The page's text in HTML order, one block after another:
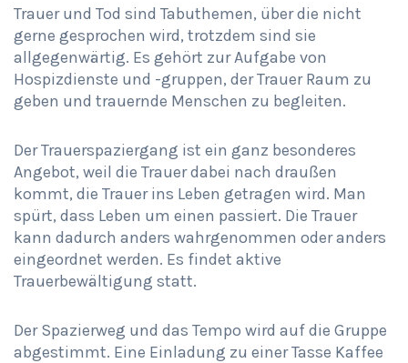
Trauer und Tod sind Tabuthemen, über die nicht
gerne gesprochen wird, trotzdem sind sie
allgegenwärtig. Es gehört zur Aufgabe von
Hospizdienste und -gruppen, der Trauer Raum zu
geben und trauernde Menschen zu begleiten.
Der Trauerspaziergang ist ein ganz besonderes
Angebot, weil die Trauer dabei nach draußen
kommt, die Trauer ins Leben getragen wird. Man
spürt, dass Leben um einen passiert. Die Trauer
kann dadurch anders wahrgenommen oder anders
eingeordnet werden. Es findet aktive
Trauerbewältigung statt.
Der Spazierweg und das Tempo wird auf die Gruppe
abgestimmt. Eine Einladung zu einer Tasse Kaffee